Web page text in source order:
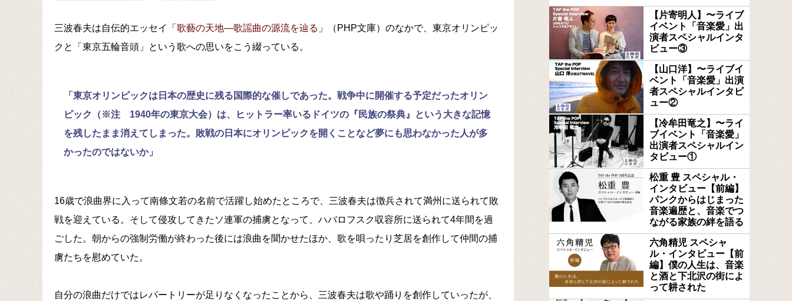
三波春夫は自伝的エッセイ「 歌藝の天地―歌謡曲の源流を辿る 」（PHP文庫）のなかで、東京オリンピッ
クと「東京五輪音頭」という歌への思いをこう綴っている。
「東京オリンピックは日本の歴史に残る国際的な催しであった。戦争中に開催する予定だったオリン
ピック（※注 1940年の東京大会）は、ヒットラー率いるドイツの『民族の祭典』という大きな記憶
を残したまま消えてしまった。敗戦の日本にオリンピックを開くことなど夢にも思わなかった人が多
かったのではないか」
16歳で浪曲界に入って南條文若の名前で活躍し始めたところで、三波春夫は徴兵されて満州に送られて敗
戦を迎えている。そして侵攻してきたソ連軍の捕虜となって、ハバロフスク収容所に送られて4年間を過
ごした。朝からの強制労働が終わった後には浪曲を聞かせたほか、歌を唄ったり芝居を創作して仲間の捕
虜たちを慰めていた。
自分の浪曲だけではレパートリーが足りなくなったことから、三波春夫は歌や踊りを創作していったが、
【片寄明人】〜ライブ
イベント「音楽愛」出
演者スペシャルインタ
ビュー③
【山口洋】〜ライブイ
ベント「音楽愛」出演
者スペシャルインタビ
ュー②
【冷牟田竜之】〜ライ
ブイベント「音楽愛」
出演者スペシャルイン
タビュー①
松重 豊 スペシャル・
インタビュー【前編】
パンクからはじまった
音楽遍歴と、音楽でつ
ながる家族の絆を語る
六角精児 スペシャ
ル・インタビュー【前
編】僕の人生は、音楽
と酒と下北沢の街によ
って耕された